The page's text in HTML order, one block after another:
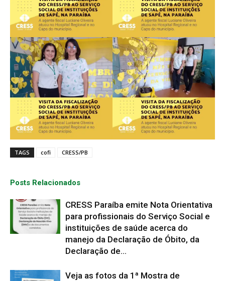
TAGS cofi CRESS/PB
Posts Relacionados
CRESS Paraíba emite Nota Orientativa
para profissionais do Serviço Social e
instituições de saúde acerca do
manejo da Declaração de Óbito, da
Declaração de...
Veja as fotos da 1ª Mostra de